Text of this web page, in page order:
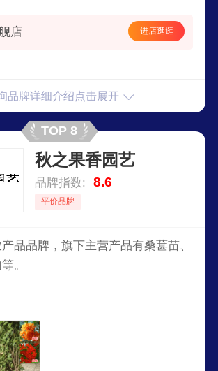
店 进店逛逛
品牌详细介绍点击展开
TOP 8
秋之果香园艺
品牌指数: 8.6
平价品牌
产品品牌，旗下主营产品有桑葚苗、
。